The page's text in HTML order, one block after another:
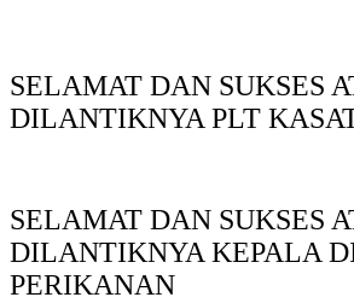
SELAMAT DAN SUKSES
DILANTIKNYA PLT
SELAMAT DAN SUKSES
DILANTIKNYA KEPALA
PERIKANAN